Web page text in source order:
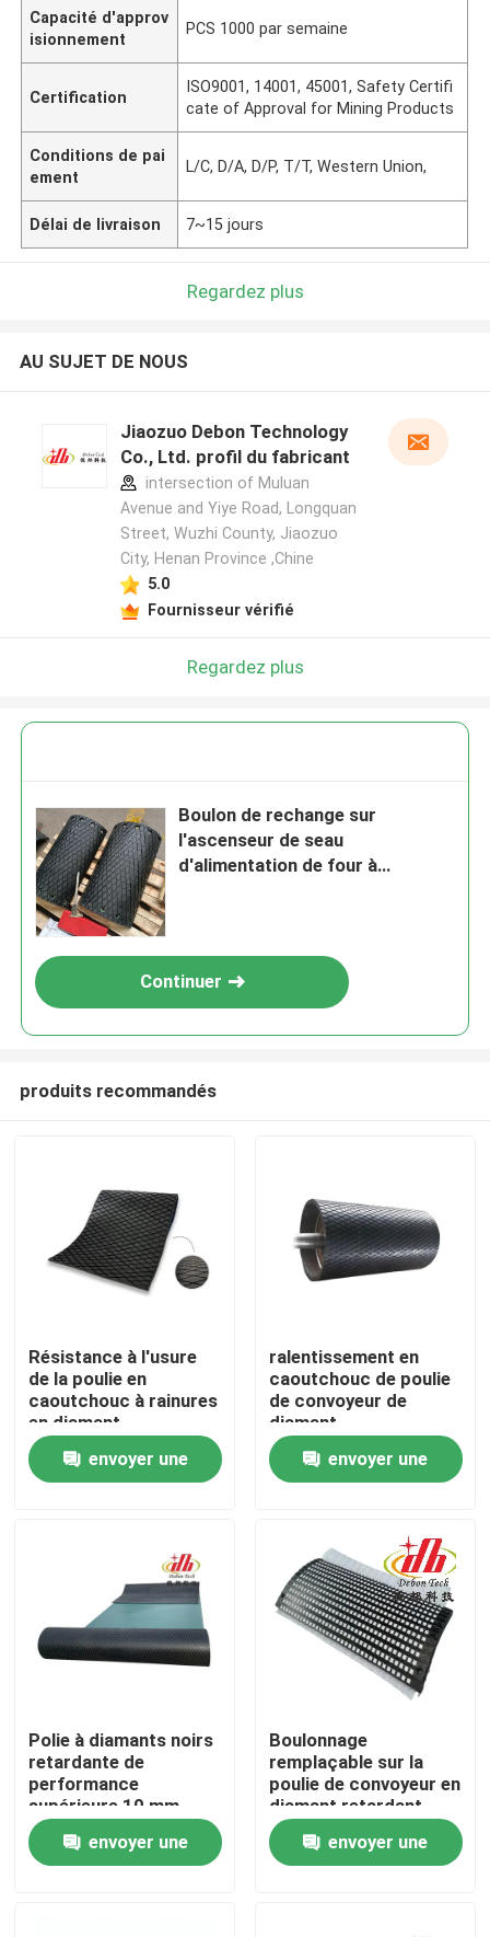
Produits
Vidéos
Visite d'usine
Contrôle de la qualité
nouvelles
Revêtement en céramique d'usage
Capacité d'approv
isionnement
PCS 1000 par semaine
Certification
ISO9001, 14001, 45001, Safety Certifi
cate of Approval for Mining Products
Conditions de pai
ement
L/C, D/A, D/P, T/T, Western Union,
Délai de livraison 7~15 jours
Regardez plus
AU SUJET DE NOUS
Jiaozuo Debon Technology
Co., Ltd. profil du fabricant
intersection of Muluan
Avenue and Yiye Road, Longquan
Street, Wuzhi County, Jiaozuo
City, Henan Province ,Chine
5.0
Fournisseur vérifié
Regardez plus
Boulon de rechange sur
l'ascenseur de seau
d'alimentation de four à
Continuer
produits recommandés
Résistance à l'usure
de la poulie en
caoutchouc à rainures
en diamant
envoyer une
ralentissement en
caoutchouc de poulie
de convoyeur de
diamant
envoyer une
Polie à diamants noirs
retardante de
performance
supérieure 10 mm
pour convoyeurs
envoyer une
Boulonnage
remplaçable sur la
poulie de convoyeur en
diamant retardant
pour la poulie de
conduiteenvoyer une